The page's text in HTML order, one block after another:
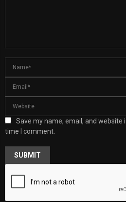
Save my name, email, and
time I comment.